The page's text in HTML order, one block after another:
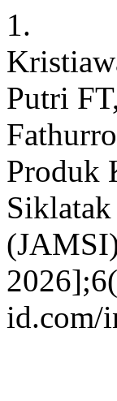
1.
Putri
Produk
id.com/